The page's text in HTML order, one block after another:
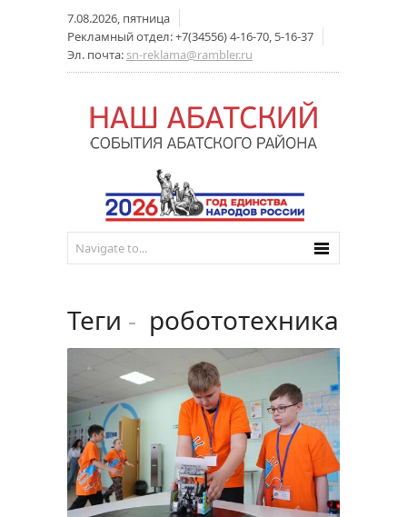
7.08.2026, пятница
Рекламный отдел: +7(34556) 4-16-70, 5-16-37
Эл. почта: sn-reklama@rambler.ru
Теги - робототехника